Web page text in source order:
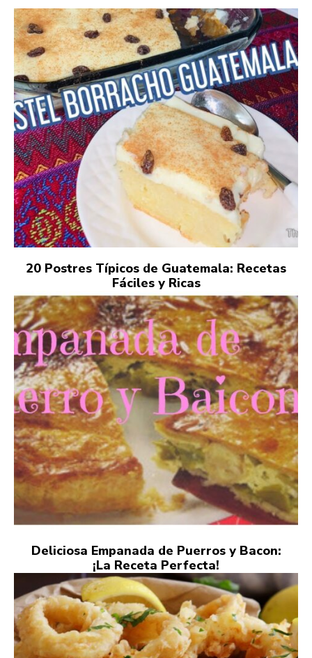
20 Postres Típicos de Guatemala: Recetas
Fáciles y Ricas
Deliciosa Empanada de Puerros y Bacon:
¡La Receta Perfecta!